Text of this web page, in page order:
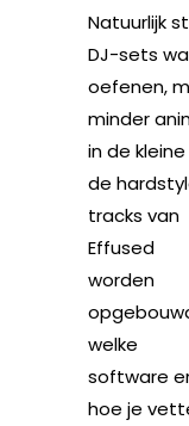
Natuurlijk
DJ-sets
oefenen,
minder
in de
de
tracks van
Effused
worden
welke
software
hoe je